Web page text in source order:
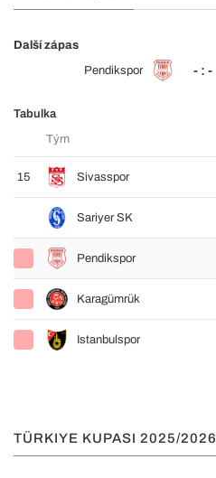
Další zápas
Pendikspor
- : -
Tabulka
Tým
15 Sivasspor
Sariyer SK
Pendikspor
Karagümrük
Istanbulspor
TÜRKIYE KUPASI 2025/2026